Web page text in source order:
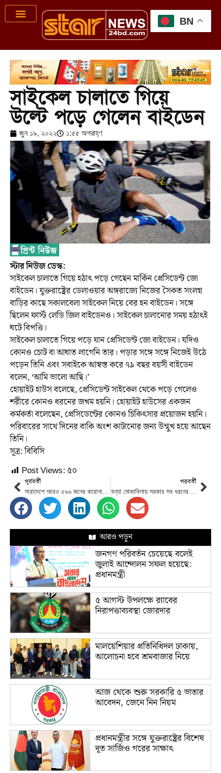
সাইকেল চালাতে গিয়ে
উল্টে পড়ে গেলেন বাইডেন
জুন ১৯, ২০২২ ১:৫৫ অপরাহ্ণ
স্টার নিউজ ডেস্ক:
সাইকেল চালাতে গিয়ে হঠাৎ পড়ে গেছেন মার্কিন প্রেসিডেন্ট জো
বাইডেন। যুক্তরাষ্ট্রের ডেলাওয়ার অঙ্গরাজ্যে নিজের সৈকত সংলগ্ন
বাড়ির কাছে সকালবেলা সাইকেল নিয়ে বের হন বাইডেন। সঙ্গে
ছিলেন ফার্স্ট লেডি জিল বাইডেনও। সাইকেল চালানোর সময় হঠাৎই
ঘটে বিপত্তি।
সাইকেল চালাতে গিয়ে পড়ে যান প্রেসিডেন্ট জো বাইডেন। যদিও
কোনও চোট বা আঘাত লাগেনি তার। পড়ার সঙ্গে সঙ্গে নিজেই উঠে
পড়েন তিনি এবং সবাইকে আস্বস্ত করে ৭৯ বছর বয়সী বাইডেন
বলেন, ‘আমি ভালো আছি।’
হোয়াইট হাউস বলেছে, প্রেসিডেন্ট সাইকেল থেকে পড়ে গেলেও
শরীরে কোনও ধরনের জখম হয়নি। হোয়াইট হাউসের একজন
কর্মকর্তা বলেছেন, প্রেসিডেন্টের কোনও চিকিৎসার প্রয়োজন হয়নি।
পরিবারের সাথে দিনের বাকি অংশ কাটানোর জন্য উন্মুখ হয়ে আছেন
তিনি।
সূত্র: বিবিসি
Post Views: ৫০
পূর্ববর্তী
সারাদেশে আরও ৫৯৬ জনের করোনা শনাক্ত
পরবর্তী
বন্যা মোকাবিলায় সরকার সব ধরনের ব্যবস্থা নেওয়া হয়েছে : প্রধানমন্ত্রী
আরও পড়ুন
জনগণ পরিবর্তন চেয়েছে বলেই
জুলাই আন্দোলন সফল হয়েছে:
প্রধানমন্ত্রী
৫ আগস্ট উপলক্ষে র‌্যাবের
নিরাপত্তাব্যবস্থা জোরদার
মালয়েশিয়ার প্রতিনিধিদল ঢাকায়,
আলোচনা হবে শ্রমবাজার নিয়ে
আজ থেকে শুরু সরকারি ৫ ভাতার
আবেদন, জেনে নিন নিয়ম
প্রধানমন্ত্রীর সঙ্গে যুক্তরাষ্ট্রের বিশেষ
দূত সার্জিও গরের সাক্ষাৎ
BN